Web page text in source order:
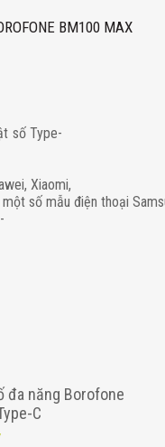
BM100 MAX
số Type-
Xiaomi,
số mẫu điện thoại
đa năng Borofone
C